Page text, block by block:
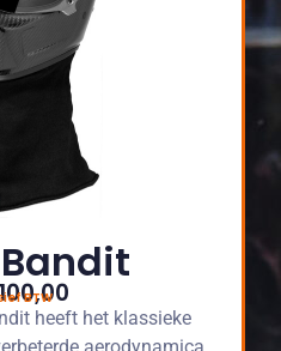
BTW
heeft het klassieke